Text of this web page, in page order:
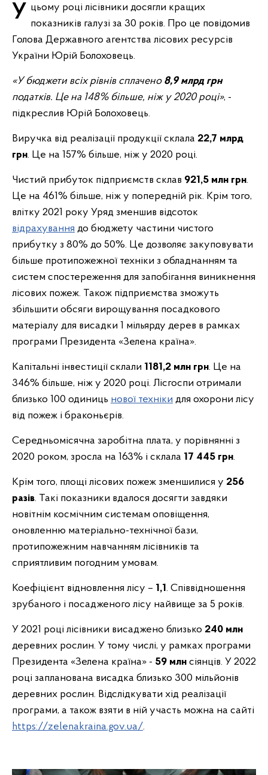
У цьому році лісівники досягли кращих показників галузі за 30 років. Про це повідомив
Голова Державного агентства лісових ресурсів
України Юрій Болоховець.
«У бюджети всіх рівнів сплачено 8,9 млрд грн
податків. Це на 148% більше, ніж у 2020 році», -
підкреслив Юрій Болоховець.
Виручка від реалізації продукції склала 22,7 млрд
грн. Це на 157% більше, ніж у 2020 році.
Чистий прибуток підприємств склав 921,5 млн грн.
Це на 461% більше, ніж у попередній рік. Крім того,
влітку 2021 року Уряд зменшив відсоток
відрахування до бюджету частини чистого
прибутку з 80% до 50%. Це дозволяє закуповувати
більше протипожежної техніки з обладнанням та
систем спостереження для запобігання виникнення
лісових пожеж. Також підприємства зможуть
збільшити обсяги вирощування посадкового
матеріалу для висадки 1 мільярду дерев в рамках
програми Президента «Зелена країна».
Капітальні інвестиції склали 1181,2 млн грн. Це на
346% більше, ніж у 2020 році. Лісгоспи отримали
близько 100 одиниць нової техніки для охорони лісу
від пожеж і браконьєрів.
Середньомісячна заробітна плата, у порівнянні з
2020 роком, зросла на 163% і склала 17 445 грн.
Крім того, площі лісових пожеж зменшилися у 256
разів. Такі показники вдалося досягти завдяки
новітнім космічним системам оповіщення,
оновленню матеріально-технічної бази,
протипожежним навчанням лісівників та
сприятливим погодним умовам.
Коефіцієнт відновлення лісу – 1,1. Співвідношення
зрубаного і посадженого лісу найвище за 5 років.
У 2021 році лісівники висаджено близько 240 млн
деревних рослин. У тому числі, у рамках програми
Президента «Зелена країна» - 59 млн сіянців. У 2022
році запланована висадка близько 300 мільйонів
деревних рослин. Відслідкувати хід реалізації
програми, а також взяти в ній участь можна на сайті
https://zelenakraina.gov.ua/.